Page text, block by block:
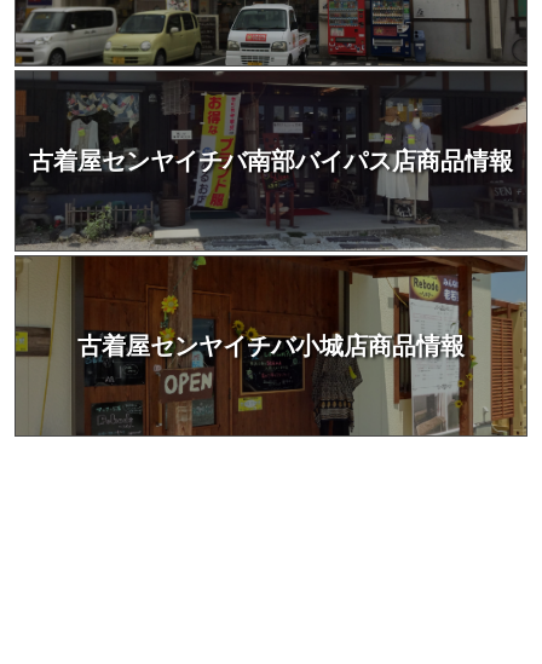
古着屋センヤイチバ南部バイパス店商品情報
古着屋センヤイチバ小城店商品情報